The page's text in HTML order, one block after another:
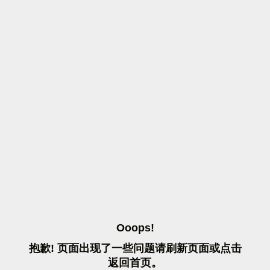
OOOPS!
抱歉! 页面出现了一些问题请刷 新页面或点击
返 回首页。